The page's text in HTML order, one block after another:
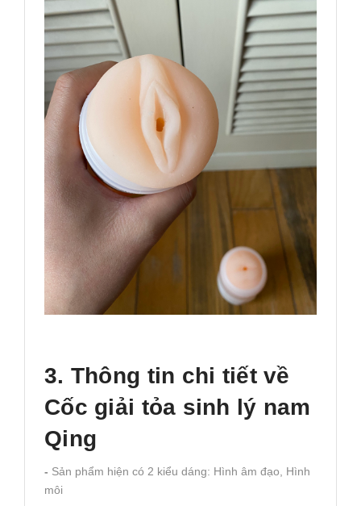
3. Thông tin chi tiết về
Cốc giải tỏa sinh lý nam
Qing
- Sản phẩm hiện có 2 kiểu dáng: Hình âm đạo, Hình
môi